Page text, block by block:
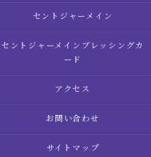
セントジャーメイン
セントジャーメインブレッシングカ
ード
アクセス
お問い合わせ
サイトマップ